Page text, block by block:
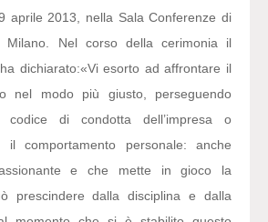
aprile 2013, nella Sala Conferenze di
Milano. Nel corso della cerimonia il
dichiarato:«Vi esorto ad affrontare il
nel modo più giusto, perseguendo
codice di condotta dell’impresa o
il comportamento personale: anche
e che mette in gioco la
prescindere dalla disciplina e dalla